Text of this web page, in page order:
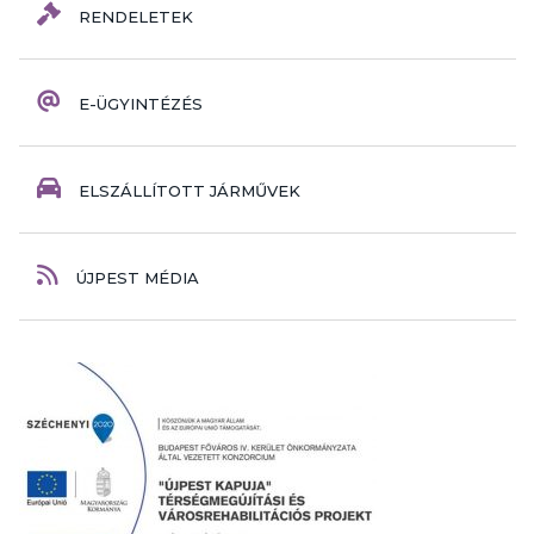
RENDELETEK
E-ÜGYINTÉZÉS
ELSZÁLLÍTOTT JÁRMŰVEK
ÚJPEST MÉDIA